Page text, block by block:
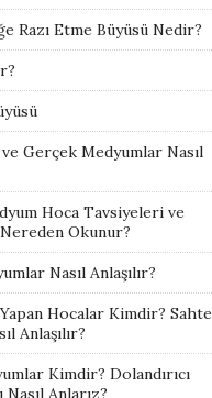
Razı Etme Büyüsü Nedir?
ve Gerçek Medyumlar Nasıl
Hoca Tavsiyeleri ve
Okunur?
Nasıl Anlaşılır?
Hocalar Kimdir? Sahte
Anlaşılır?
Kimdir? Dolandırıcı
Anlarız?